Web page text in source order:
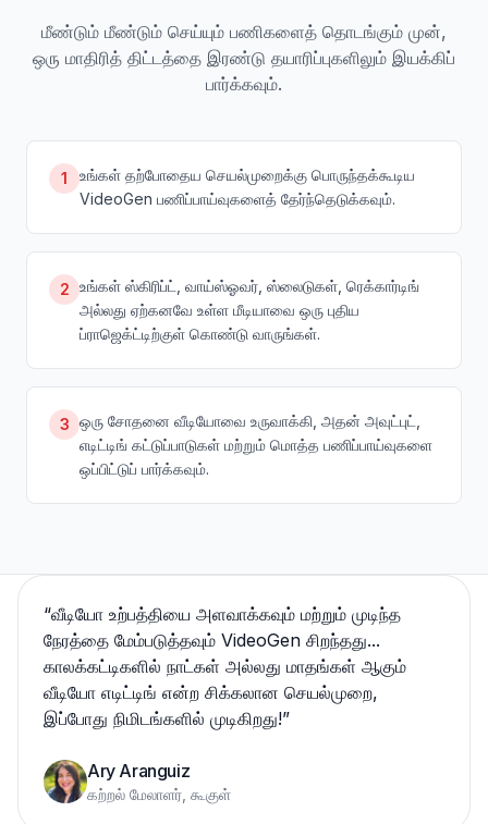
மீண்டும் மீண்டும் செய்யும் பணிகளைத் தொடங்கும் முன்,
ஒரு மாதிரித் திட்டத்தை இரண்டு தயாரிப்புகளிலும் இயக்கிப்
பார்க்கவும்.
1
உங்கள் தற்போதைய செயல்முறைக்கு பொருந்தக்கூடிய
VideoGen பணிப்பாய்வுகளைத் தேர்ந்தெடுக்கவும்.
2 உங்கள் ஸ்கிரிப்ட், வாய்ஸ்ஓவர், ஸ்லைடுகள், ரெக்கார்டிங்
அல்லது ஏற்கனவே உள்ள மீடியாவை ஒரு புதிய
ப்ராஜெக்ட்டிற்குள் கொண்டு வாருங்கள்.
3 ஒரு சோதனை வீடியோவை உருவாக்கி, அதன் அவுட்புட்,
எடிட்டிங் கட்டுப்பாடுகள் மற்றும் மொத்த பணிப்பாய்வுகளை
ஒப்பிட்டுப் பார்க்கவும்.
“வீடியோ உற்பத்தியை அளவாக்கவும் மற்றும் முடிந்த
நேரத்தை மேம்படுத்தவும் VideoGen சிறந்தது...
காலக்கட்டிகளில் நாட்கள் அல்லது மாதங்கள் ஆகும்
வீடியோ எடிட்டிங் என்ற சிக்கலான செயல்முறை,
இப்போது நிமிடங்களில் முடிகிறது!”
Ary Aranguiz
கற்றல் மேலாளர், கூகுள்